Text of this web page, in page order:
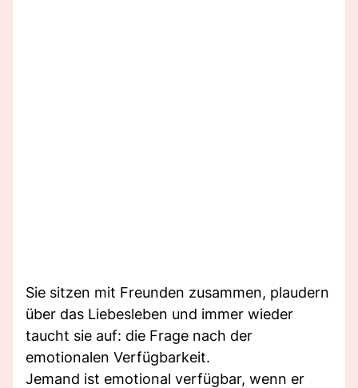
Sie sitzen mit Freunden zusammen, plaudern
über das Liebesleben und immer wieder
taucht sie auf: die Frage nach der
emotionalen Verfügbarkeit.
Jemand ist emotional verfügbar, wenn er